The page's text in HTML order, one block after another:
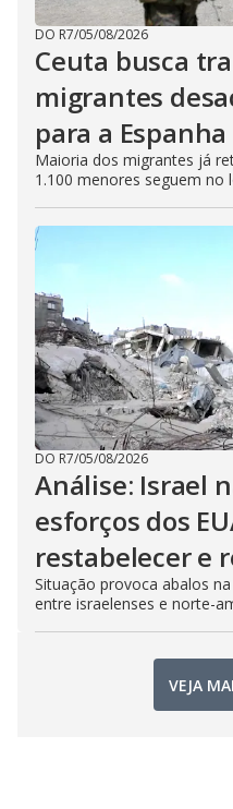
DO R7/05/08/2026
Ceuta busca
migrantes
para a
Maioria dos migrantes já
1.100 menores seguem no
DO R7/05/08/2026
Análise: Israel
esforços dos
restabelecer e
Situação provoca abalos
entre israelenses e norte-
VEJA